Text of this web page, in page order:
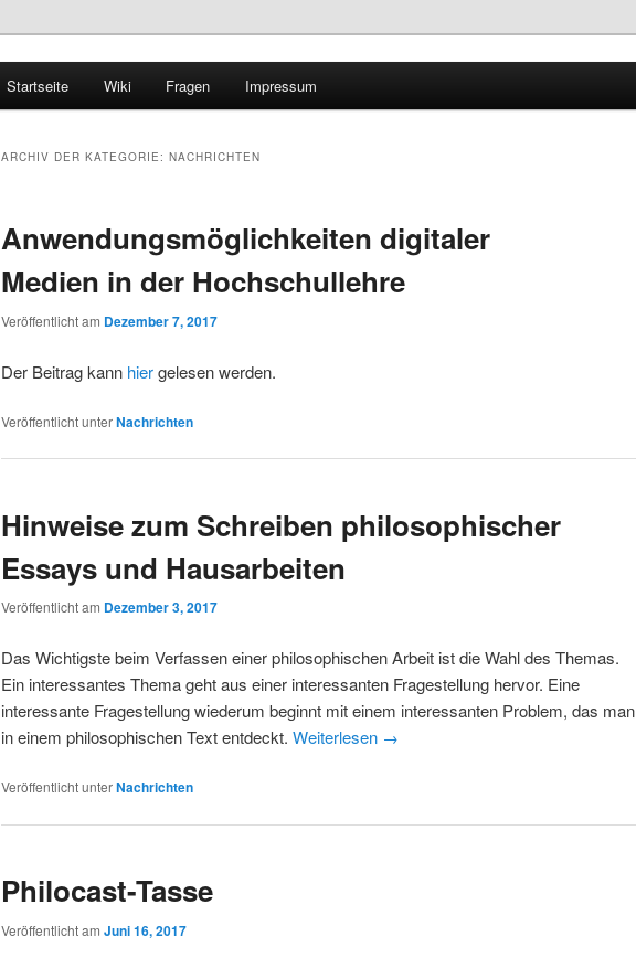
philocast
Startseite Wiki Fragen Impressum
ARCHIV DER KATEGORIE: NACHRICHTEN
Anwendungsmöglichkeiten digitaler
Medien in der Hochschullehre
Veröffentlicht am Dezember 7, 2017
Der Beitrag kann hiergelesen werden.
Veröffentlicht unterNachrichten
Hinweise zum Schreiben philosophischer
Essays und Hausarbeiten
Veröffentlicht am Dezember 3, 2017
Das Wichtigste beim Verfassen einer philosophischen Arbeit ist die Wahl des Themas.
Ein interessantes Thema geht aus einer interessanten Fragestellung hervor. Eine
interessante Fragestellung wiederum beginnt mit einem interessanten Problem, das man
in einem philosophischen Text entdeckt. Weiterlesen →
Veröffentlicht unterNachrichten
Philocast-Tasse
Veröffentlicht am Juni 16, 2017